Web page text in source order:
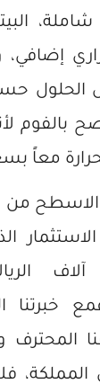
إضافي،
حسب
بالفوم
معاً
الاسطح من
خبرتنا
المملكة،